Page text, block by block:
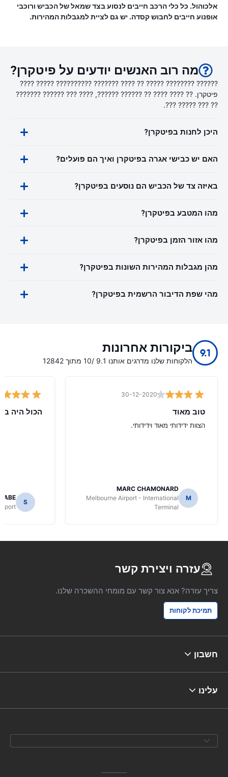
אלכוהול. כל כלי הרכב חייבים לנסוע בצד שמאל של הכביש ורוכבי
אופנוע חייבים לחבוש קסדה. יש גם לציית למגבלות המהירות.
מה רוב האנשים יודעים על פיטקרן?
?????? ???????? ????? ?? ???? ??????? ?????????? ????? ????
פיטקרן. ?? ???? ???? ?? ?????? ??????, ???? ??? ?????? ???????
?? ??? ????? ???.
היכן לחנות בפיטקרן?
האם יש כבישי אגרה בפיטקרן ואיך הם פועלים?
באיזה צד של הכביש הם נוסעים בפיטקרן?
מהו המטבע בפיטקרן?
מהו אזור הזמן בפיטקרן?
מהן מגבלות המהירות השונות בפיטקרן?
מהי שפת הדיבור הרשמית בפיטקרן?
9.1 ביקורות אחרונות
הלקוחות שלנו מדרגים אותנו 9.1 /10 מתוך 12842
30-12-2020
טוב מאוד
הצוות ידידותי מאוד וידידותי.
M
MARC CHAMONARD
Melbourne Airport - International
Terminal
הכול היה
S
עזרה ויצירת קשר
צריך עזרה? אנא צור קשר עם מומחי ההשכרה שלנו.
תמיכת לקוחות
חשבון
עלינו